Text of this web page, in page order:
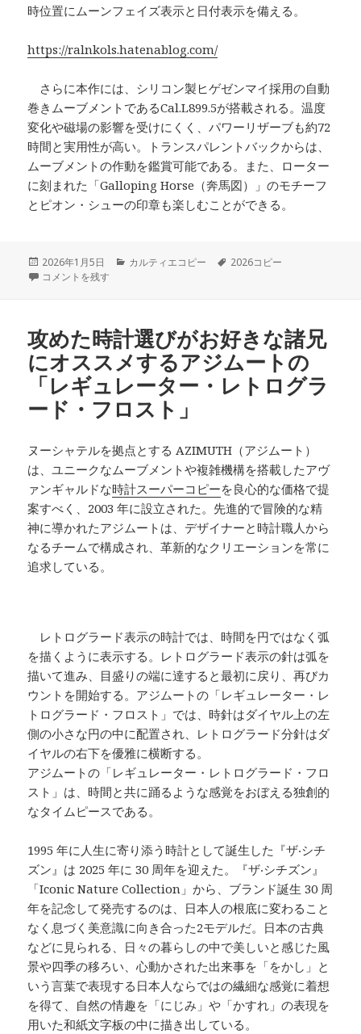
時位置にムーンフェイズ表示と日付表示を備える。
https://ralnkols.hatenablog.com/
さらに本作には、シリコン製ヒゲゼンマイ採用の自動
巻きムーブメントであるCal.L899.5が搭載される。温度
変化や磁場の影響を受けにくく、パワーリザーブも約72
時間と実用性が高い。トランスパレントバックからは、
ムーブメントの作動を鑑賞可能である。また、ローター
に刻まれた「Galloping Horse（奔馬図）」のモチーフ
とピオン・シューの印章も楽しむことができる。
投
稿
2026年1月5日
カ
カルティエコピー
タ
2026コピー
午年をテーマとした「ロンジン マスターコレクション イヤー・オブ・ザ
コメントを残す
攻めた時計選びがお好きな諸兄
にオススメするアジムートの
「レギュレーター・レトログラ
ード・フロスト」
ヌーシャテルを拠点とする AZIMUTH（アジムート）
は、ユニークなムーブメントや複雑機構を搭載したアヴ
ァンギャルドな時計スーパーコピーを良心的な価格で提
案すべく、2003 年に設立された。先進的で冒険的な精
神に導かれたアジムートは、デザイナーと時計職人から
なるチームで構成され、革新的なクリエーションを常に
追求している。
レトログラード表示の時計では、時間を円ではなく弧
を描くように表示する。レトログラード表示の針は弧を
描いて進み、目盛りの端に達すると最初に戻り、再びカ
ウントを開始する。アジムートの「レギュレーター・レ
トログラード・フロスト」では、時針はダイヤル上の左
側の小さな円の中に配置され、レトログラード分針はダ
イヤルの右下を優雅に横断する。
アジムートの「レギュレーター・レトログラード・フロ
スト」は、時間と共に踊るような感覚をおぼえる独創的
なタイムピースである。
1995 年に人生に寄り添う時計として誕生した『ザ‧シチ
ズン』は 2025 年に 30 周年を迎えた。『ザ‧シチズン』
「Iconic Nature Collection」から、ブランド誕生 30 周
年を記念して発売するのは、日本人の根底に変わること
なく息づく美意識に向き合った2モデルだ。日本の古典
などに見られる、日々の暮らしの中で美しいと感じた風
景や四季の移ろい、心動かされた出来事を「をかし」と
いう言葉で表現する日本人ならではの繊細な感覚に着想
を得て、自然の情趣を「にじみ」や「かすれ」の表現を
用いた和紙文字板の中に描き出している。